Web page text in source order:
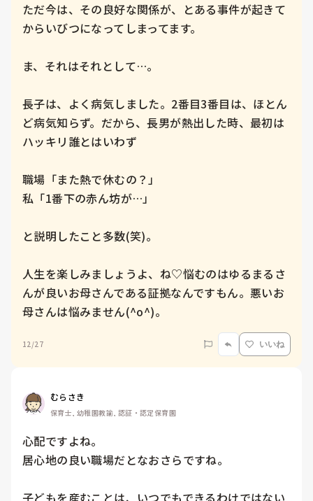
ただ今は、その良好な関係が、とある事件が起きて
からいびつになってしまってます。
ま、それはそれとして…。
長子は、よく病気しました。2番目3番目は、ほとん
ど病気知らず。だから、長男が熱出した時、最初は
ハッキリ誰とはいわず
職場「また熱で休むの？」
私「1番下の赤ん坊が…」
と説明したこと多数(笑)。
人生を楽しみましょうよ、ね♡悩むのはゆるまるさ
んが良いお母さんである証拠なんですもん。悪いお
母さんは悩みません(^o^)。
12/27 いいね
むらさき
保育士, 幼稚園教諭, 認証・認定保育園
心配ですよね。
居心地の良い職場だとなおさらですね。